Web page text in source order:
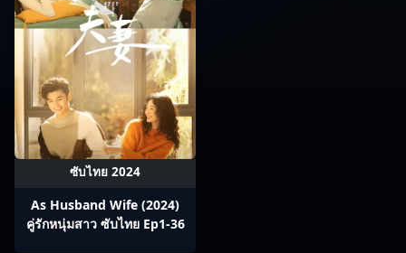
ซับไทย 2024
As Husband Wife (2024)
คู่รักหนุ่มสาว ซับไทย Ep1-36